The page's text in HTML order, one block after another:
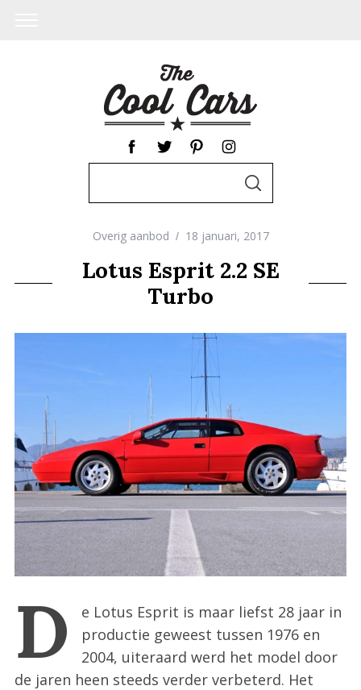
r
c
o
S
E
C
H
Overig aanbod 18 januari, 2017
Lotus Esprit 2.2 SE
Turbo
D
e Lotus Esprit is maar liefst 28 jaar in
productie geweest tussen 1976 en
2004, uiteraard werd het model door
de jaren heen steeds verder verbeterd. Het